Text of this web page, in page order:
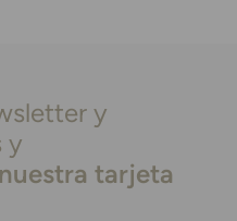
y
y
tarjeta